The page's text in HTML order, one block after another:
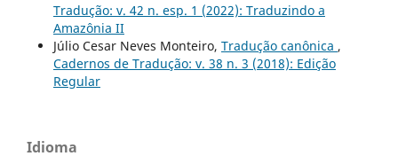
Tradução: v. 42 n. esp. 1 (2022): Traduzindo a
Amazônia II
Júlio Cesar Neves Monteiro, Tradução canônica ,
Cadernos de Tradução: v. 38 n. 3 (2018): Edição
Regular
Idioma